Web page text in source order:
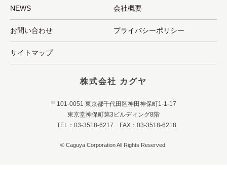
NEWS 会社概要
お問い合わせ プライバシーポリシー
サイトマップ
株式会社 カグヤ
〒101-0051 東京都千代田区神田神保町1-1-17
東京堂神保町第3ビルディング8階
TEL：03-3518-6217 FAX：03-3518-6218
© Caguya Corporation All Rights Reserved.